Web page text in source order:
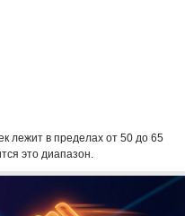
лежит в пределах от 50 до 65
это диапазон.